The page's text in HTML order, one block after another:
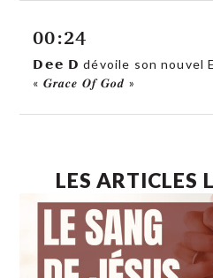
00:24
𝗗𝗲𝗲 𝗗 dévoile son nouvel
« 𝑮𝒓𝒂𝒄𝒆 𝑶𝒇 𝑮𝒐𝒅 »
LES ARTICLES